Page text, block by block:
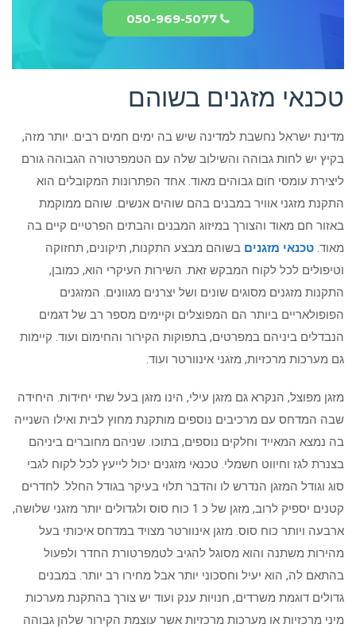
050-969-5077
טכנאי מזגנים בשוהם
מדינת ישראל נחשבת למדינה שיש בה ימים חמים רבים. יותר מזה,
בקיץ יש לחות גבוהה והשילוב שלה עם הטמפרטורה הגבוהה גורם
ליצירת עומסי חום גבוהים מאוד. אחד הפתרונות המקובלים הוא
התקנת מזגני אוויר במבנים בהם שוהים אנשים. שוהם ממוקמת
באזור חם מאוד והצורך במיזוג המבנים והבתים הפרטיים קיים בה
מאוד. טכנאי מזגנים בשוהם מבצע התקנות, תיקונים, תחזוקה
וטיפולים לכל לקוח המבקש זאת. השירות העיקרי הוא, כמובן,
התקנות מזגנים מסוגים שונים ושל יצרנים מגוונים. המזגנים
הפופולאריים ביותר הם המפוצלים וקיימים מספר רב של דגמים
הנבדלים ביניהם במפרטים, בתפוקות הקירור והחימום ועוד. קיימות
גם מערכות מרכזיות, מזגני אינוורטר ועוד.
מזגן מפוצל, הנקרא גם מזגן עילי, הינו מזגן בעל שתי יחידות. היחידה
שבה המדחס עם מרכיבים נוספים מותקנת מחוץ לבית ואילו השנייה
בה נמצא המאייד וחלקים נוספים, בתוכו. שניהם מחוברים ביניהם
בצנרת לגז וחיווט חשמלי. טכנאי מזגנים יכול לייעץ לכל לקוח לגבי
סוג וגודל המזגן הנדרש לו והדבר תלוי בעיקר בגודל החלל. לחדרים
קטנים יספיק לרוב, מזגן של כ 1 כוח סוס ולגדולים יותר מזגני שלושה,
ארבעה ויותר כוח סוס. מזגן אינוורטר מצויד במדחס איכותי בעל
מהירות משתנה והוא מסוגל להגיב לטמפרטורת החדר ולפעול
בהתאם לה, הוא יעיל וחסכוני יותר אבל מחירו רב יותר. במבנים
גדולים דוגמת משרדים, חנויות ענק ועוד יש צורך בהתקנת מערכות
מיני מרכזיות או מערכות מרכזיות אשר עוצמת הקירור שלהן גבוהה